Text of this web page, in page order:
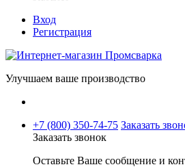
Вход
Регистрация
Улучшаем ваше производство
+7 (800) 350-74-75 Заказать
Заказать звонок
Оставьте Ваше сообщение и